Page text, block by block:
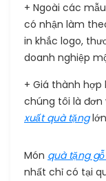
+ Ngoài các
có nhận làm
in khắc logo,
doanh nghiệp
+ Giá thành
chúng tôi là đơn
xuất quà tặng
Món quà tặng
nhất chỉ có tại